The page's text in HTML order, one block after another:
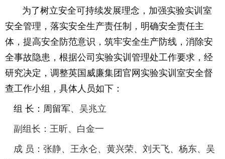
为了树立安全可持续发展理念，加强实验实训室
安全管理，落实安全生产责任制，明确安全责任主
体，提高安全防范意识，筑牢安全生产防线，消除安
全事故隐患，根据公司实验实训管理处工作要求，经
研究决定，调整英国威廉集团官网实验实训室安全督
查工作小组，具体人员如下：
组 长：周留军、吴兆立
副组长：王昕、白金一
成 员：张静、王永仑、 黄兴荣、刘天飞、杨东、吴